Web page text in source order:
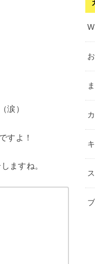
涙）
すよ！
ますね。